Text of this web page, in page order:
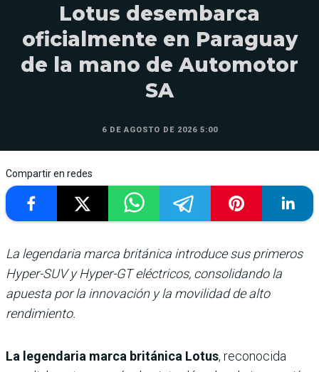
Lotus desembarca
oficialmente en Paraguay
de la mano de Automotor
SA
6 DE AGOSTO DE 2026 5:00
Compartir en redes
La legendaria marca británica introduce sus primeros
Hyper-SUV y Hyper-GT eléctricos, consolidando la
apuesta por la innovación y la movilidad de alto
rendimiento.
La legendaria marca británica Lotus, reconocida